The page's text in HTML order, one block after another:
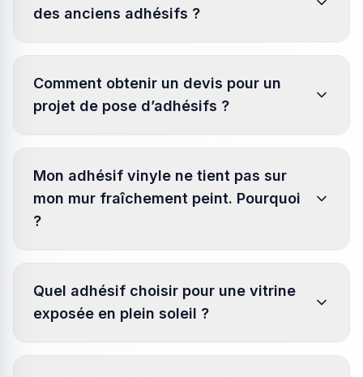
des anciens adhésifs ?
Comment obtenir un devis pour un
projet de pose d’adhésifs ?
Mon adhésif vinyle ne tient pas sur
mon mur fraîchement peint. Pourquoi
?
Quel adhésif choisir pour une vitrine
exposée en plein soleil ?